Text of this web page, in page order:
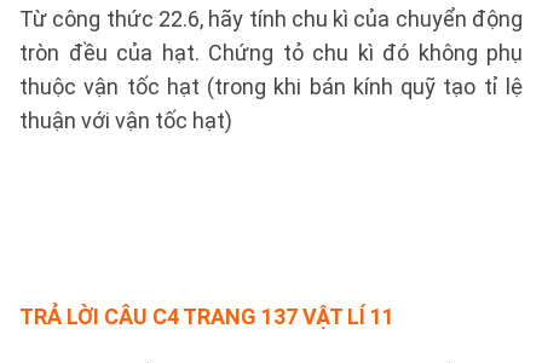
Từ công thức 22.6, hãy tính chu kì của chuyển động
tròn đều của hạt. Chứng tỏ chu kì đó không phụ
thuộc vận tốc hạt (trong khi bán kính quỹ tạo tỉ lệ
thuận với vận tốc hạt)
TRẢ LỜI CÂU C4 TRANG 137 VẬT LÍ 11